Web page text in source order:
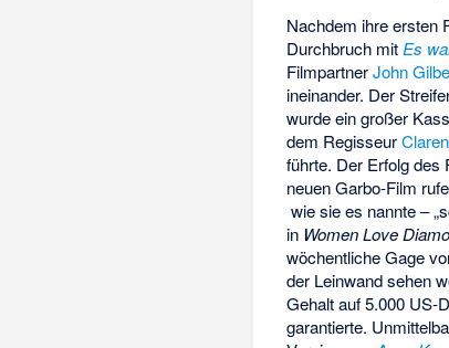
Nachdem ihre ersten
Durchbruch mit Es
FilmpartnerJohn
ineinander. Der
wurde ein großer
dem Regisseur
führte. Der Erfolg des
neuen Garbo-Film
wie sie es nannte –
in Women Love
wöchentliche Gage
der Leinwand sehen
Gehalt auf 5.000 US-
garantierte.